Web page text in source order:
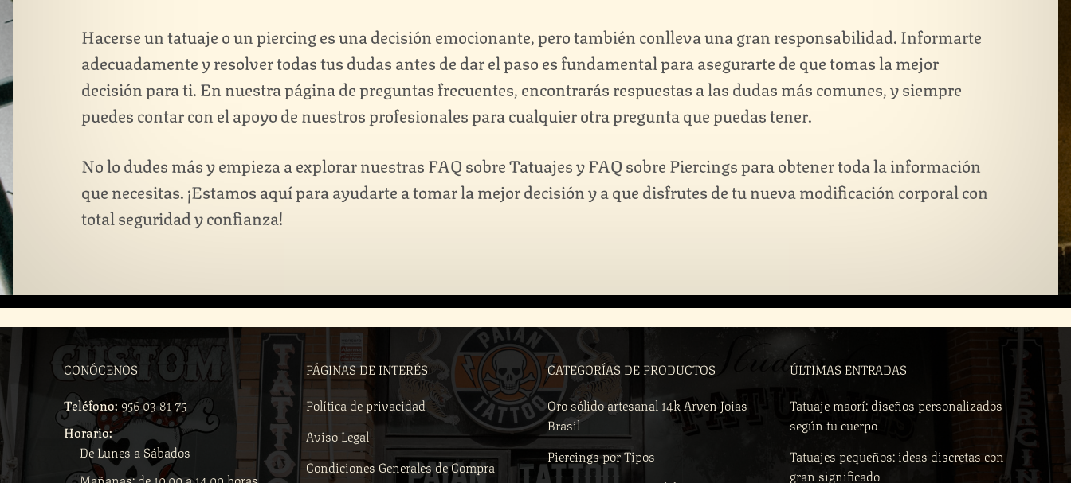
Hacerse un tatuaje o un piercing es una decisión emocionante, pero también conlleva una gran responsabilidad. Informarte
adecuadamente y resolver todas tus dudas antes de dar el paso es fundamental para asegurarte de que tomas la mejor
decisión para ti. En nuestra página de preguntas frecuentes, encontrarás respuestas a las dudas más comunes, y siempre
puedes contar con el apoyo de nuestros profesionales para cualquier otra pregunta que puedas tener.
No lo dudes más y empieza a explorar nuestras FAQ sobre Tatuajes y FAQ sobre Piercings para obtener toda la información
que necesitas. ¡Estamos aquí para ayudarte a tomar la mejor decisión y a que disfrutes de tu nueva modificación corporal con
total seguridad y confianza!
CONÓCENOS
Teléfono: 956 03 81 75
Horario:
De Lunes a Sábados
PÁGINAS DE INTERÉS
Política de privacidad
Aviso Legal
Condiciones Generales de Compra
CATEGORÍAS DE PRODUCTOS
Oro sólido artesanal 14k Arven Joias
Brasil
Piercings por Tipos
ÚLTIMAS ENTRADAS
Tatuaje maorí: diseños personalizados
según tu cuerpo
Tatuajes pequeños: ideas discretas con
gran significado